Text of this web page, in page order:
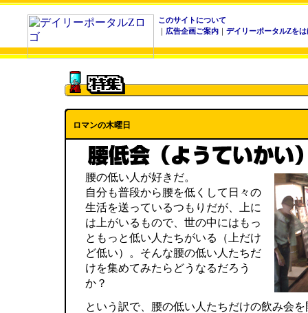
このサイトについて
｜ 広告企画ご案内 ｜ デイリーポータルZを
ロマンの木曜日
腰の低い人が好きだ。
自分も普段から腰を低くして日々の
生活を送っているつもりだが、上に
は上がいるもので、世の中にはもっ
ともっと低い人たちがいる（上だけ
ど低い）。そんな腰の低い人たちだ
けを集めてみたらどうなるだろう
か？
という訳で、腰の低い人たちだけの飲み会